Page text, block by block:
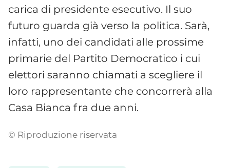
carica di presidente esecutivo. Il suo
futuro guarda già verso la politica. Sarà,
infatti, uno dei candidati alle prossime
primarie del Partito Democratico i cui
elettori saranno chiamati a scegliere il
loro rappresentante che concorrerà alla
Casa Bianca fra due anni.
© Riproduzione riservata